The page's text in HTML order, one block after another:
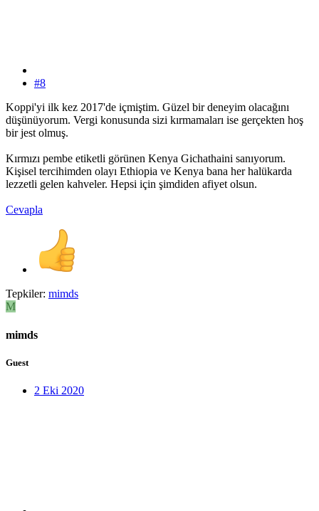
#8
Koppi'yi ilk kez 2017'de içmiştim. Güzel bir deneyim olacağını
düşünüyorum. Vergi konusunda sizi kırmamaları ise gerçekten hoş
bir jest olmuş.
Kırmızı pembe etiketli görünen Kenya Gichathaini sanıyorum.
Kişisel tercihimden olayı Ethiopia ve Kenya bana her halükarda
lezzetli gelen kahveler. Hepsi için şimdiden afiyet olsun.
Cevapla
Tepkiler: mimds
M
mimds
Guest
2 Eki 2020